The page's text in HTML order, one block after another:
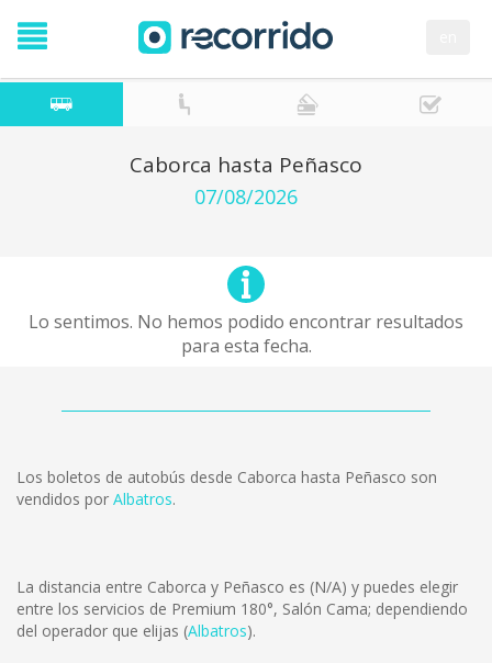
Caborca hasta Peñasco
07/08/2026
Lo sentimos. No hemos podido encontrar resultados
para esta fecha.
Los boletos de autobús desde Caborca hasta Peñasco son
vendidos por Albatros.
La distancia entre Caborca y Peñasco es (N/A) y puedes elegir
entre los servicios de Premium 180°, Salón Cama; dependiendo
del operador que elijas (Albatros).